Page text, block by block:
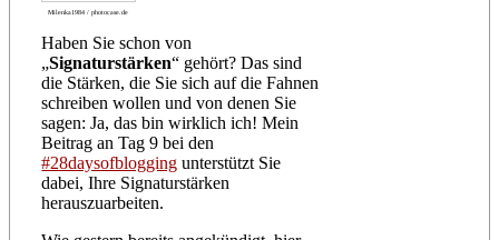
Milenka1984 / photocase.de
Haben Sie schon von
„Signaturstärken“ gehört? Das sind
die Stärken, die Sie sich auf die Fahnen
schreiben wollen und von denen Sie
sagen: Ja, das bin wirklich ich! Mein
Beitrag an Tag 9 bei den
#28daysofblogging unterstützt Sie
dabei, Ihre Signaturstärken
herauszuarbeiten.